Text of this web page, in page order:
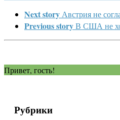
Next story Австрия не
Previous storyВ США не
Привет, гость!
Рубрики